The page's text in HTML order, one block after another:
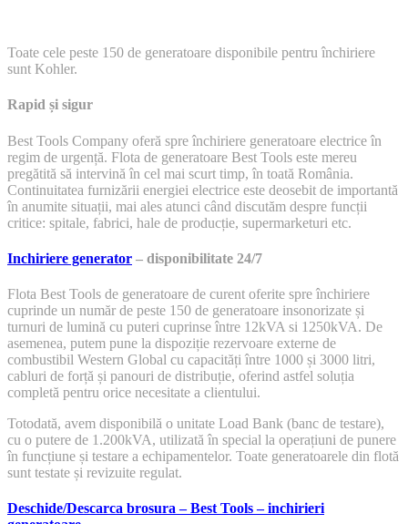
Toate cele peste 150 de generatoare disponibile pentru închiriere
sunt Kohler.
Rapid și sigur
Best Tools Company oferă spre închiriere generatoare electrice în
regim de urgență. Flota de generatoare Best Tools este mereu
pregătită să intervină în cel mai scurt timp, în toată România.
Continuitatea furnizării energiei electrice este deosebit de importantă
în anumite situații, mai ales atunci când discutăm despre funcții
critice: spitale, fabrici, hale de producție, supermarketuri etc.
Inchiriere generator – disponibilitate 24/7
Flota Best Tools de generatoare de curent oferite spre închiriere
cuprinde un număr de peste 150 de generatoare insonorizate și
turnuri de lumină cu puteri cuprinse între 12kVA si 1250kVA. De
asemenea, putem pune la dispoziție rezervoare externe de
combustibil Western Global cu capacități între 1000 și 3000 litri,
cabluri de forță și panouri de distribuție, oferind astfel soluția
completă pentru orice necesitate a clientului.
Totodată, avem disponibilă o unitate Load Bank (banc de testare),
cu o putere de 1.200kVA, utilizată în special la operațiuni de punere
în funcțiune și testare a echipamentelor. Toate generatoarele din flotă
sunt testate și revizuite regulat.
Deschide/Descarca brosura – Best Tools – inchirieri